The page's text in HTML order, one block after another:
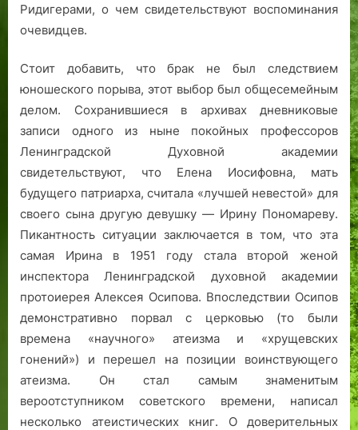
Ридигерами, о чем свидетельствуют воспоминания
очевидцев.
Стоит добавить, что брак не был следствием
юношеского порыва, этот выбор был общесемейным
делом. Сохранившиеся в архивах дневниковые
записи одного из ныне покойных профессоров
Ленинградской Духовной академии
свидетельствуют, что Елена Иосифовна, мать
будущего патриарха, считала «лучшей невестой» для
своего сына другую девушку — Ирину Пономареву.
Пикантность ситуации заключается в том, что эта
самая Ирина в 1951 году стала второй женой
инспектора Ленинградской духовной академии
протоиерея Алексея Осипова. Впоследствии Осипов
демонстративно порвал с церковью (то были
времена «научного» атеизма и «хрущевских
гонений») и перешел на позиции воинствующего
атеизма. Он стал самым знаменитым
вероотступником советского времени, написал
несколько атеистических книг. О доверительных